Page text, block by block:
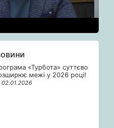
«Турбота» суттєво
межі у 2026 році!
02.01.2026